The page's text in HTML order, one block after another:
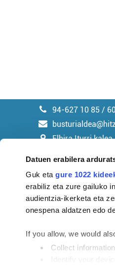
Datuen erabilera
Guk etagure 1022
erabiliz eta zure gailuko
audientzia-ikerketa eta
onespena aldatzen edo
If you allow, we would
Collect
94-627 10 85 /
Elbira Iturri